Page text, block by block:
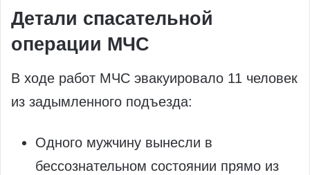
Детали спасательной
операции МЧС
В ходе работ МЧС эвакуировало 11 человек
из задымленного подъезда:
Одного мужчину вынесли в
бессознательном состоянии прямо из